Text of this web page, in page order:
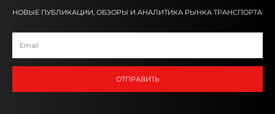
НОВЫЕ ПУБЛИКАЦИИ, ОБЗОРЫ И АНАЛИТИКА РЫНКА ТРАНСПОРТА
ОТПРАВИТЬ